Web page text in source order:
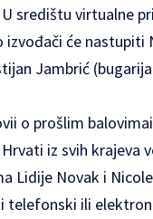
središtu virtualne
izvođači će
Jambrić
o prošlim
iz svih krajeva
Lidije Novak i
telefonski ili